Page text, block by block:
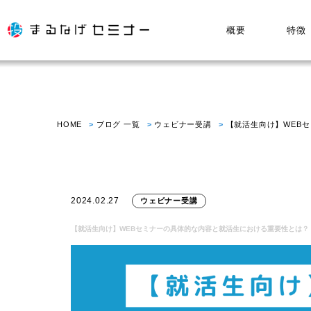
概要 特徴
HOME ブログ 一覧 ウェビナー受講 【就活生向け】WEB
2024.02.27 ウェビナー受講
【就活生向け】WEBセミナーの具体的な内容と就活生における重要性とは？